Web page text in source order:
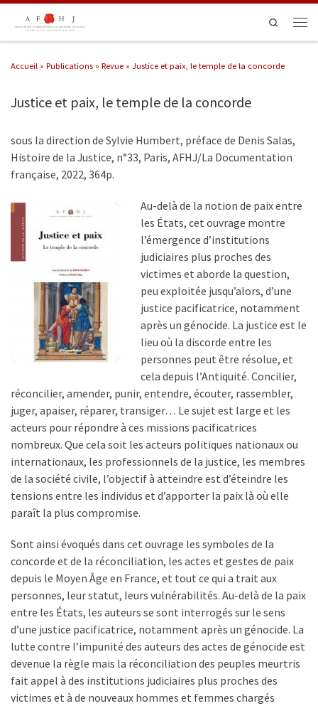
Passer au contenu
Search
Accueil » Publications » Revue » Justice et paix, le temple de la concorde
Justice et paix, le temple de la concorde
sous la direction de Sylvie Humbert, préface de Denis Salas,
Histoire de la Justice, n°33, Paris, AFHJ/La Documentation
française, 2022, 364p.
Au-delà de la notion de paix entre
les États, cet ouvrage montre
l’émergence d’institutions
judiciaires plus proches des
victimes et aborde la question,
peu exploitée jusqu’alors, d’une
justice pacificatrice, notamment
après un génocide. La justice est le
lieu où la discorde entre les
personnes peut être résolue, et
cela depuis l’Antiquité. Concilier,
réconcilier, amender, punir, entendre, écouter, rassembler,
juger, apaiser, réparer, transiger… Le sujet est large et les
acteurs pour répondre à ces missions pacificatrices
nombreux. Que cela soit les acteurs politiques nationaux ou
internationaux, les professionnels de la justice, les membres
de la société civile, l’objectif à atteindre est d’éteindre les
tensions entre les individus et d’apporter la paix là où elle
paraît la plus compromise.
Sont ainsi évoqués dans cet ouvrage les symboles de la
concorde et de la réconciliation, les actes et gestes de paix
depuis le Moyen Âge en France, et tout ce qui a trait aux
personnes, leur statut, leurs vulnérabilités. Au-delà de la paix
entre les États, les auteurs se sont interrogés sur le sens
d’une justice pacificatrice, notamment après un génocide. La
lutte contre l’impunité des auteurs des actes de génocide est
devenue la règle mais la réconciliation des peuples meurtris
fait appel à des institutions judiciaires plus proches des
victimes et à de nouveaux hommes et femmes chargés